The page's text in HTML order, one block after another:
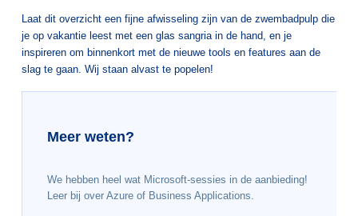
Laat dit overzicht een fijne afwisseling zijn van de zwembadpulp die
je op vakantie leest met een glas sangria in de hand, en je
inspireren om binnenkort met de nieuwe tools en features aan de
slag te gaan. Wij staan alvast te popelen!
Meer weten?
We hebben heel wat Microsoft-sessies in de aanbieding!
Leer bij over Azure of Business Applications.